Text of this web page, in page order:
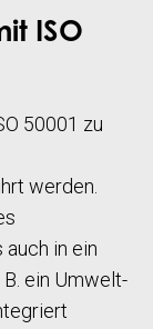
ISO
50001 zu
werden.
in ein
ein Umwelt-